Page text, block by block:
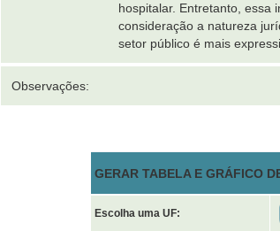
hospitalar. Entretanto, essa
consideração a natureza
setor público é mais
Observações:
GERAR TABELA E GRÁFICO
Escolha uma UF: